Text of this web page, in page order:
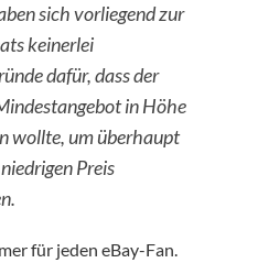
sich vorliegend zur
keinerlei
dafür, dass der
in Höhe
wollte, um überhaupt
Preis
für jeden eBay-Fan.